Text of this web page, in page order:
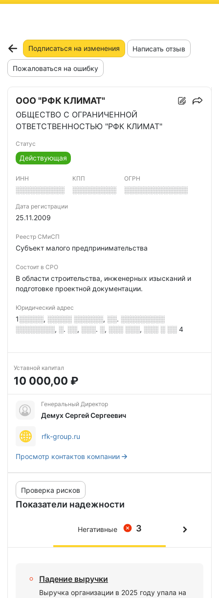
Подписаться на изменения Написать отзыв
Пожаловаться на ошибку
ООО "РФК КЛИМАТ"
ОБЩЕСТВО С ОГРАНИЧЕННОЙ
ОТВЕТСТВЕННОСТЬЮ "РФК КЛИМАТ"
Статус
Действующая
ИНН
░░░░░░░░░░
КПП
░░░░░░░░░
ОГРН
░░░░░░░░░░░░░
Дата регистрации
25.11.2009
Реестр СМиСП
Субъект малого предпринимательства
Состоит в СРО
В области строительства, инженерных изысканий и
подготовке проектной документации.
Юридический адрес
1░░░░░, ░░░░░ ░░░░░░, ░░. ░░░░░░░░░
░░░░░░░░, ░. ░░, ░░░. ░, ░░░ ░░░, ░░░ ░ ░░ 4
Уставной капитал
10 000,00 ₽
Генеральный Директор
Демух Сергей Сергеевич
rfk-group.ru
Просмотр контактов компании
Показатели надежности
Проверка рисков
3
Негативные
Падение выручки
Выручка организации в 2025 году упала на